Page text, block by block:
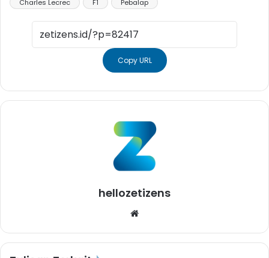
Charles Lecrec F1 Pebalap
Copy URL
hellozetizens